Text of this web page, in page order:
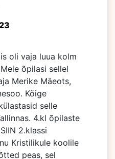
oli vaja luua kolm
õpilasi sellel
Merike Mäeots,
Kõige
selle
4.kl õpilaste
2.klassi
Kristilikule koolile
peas, sel